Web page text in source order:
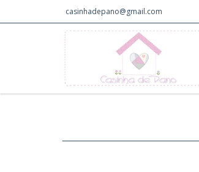
casinhadepano@gmail.com